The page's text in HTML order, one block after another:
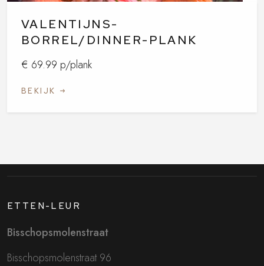
VALENTIJNS-
BORREL/DINNER-PLANK
€ 69.99 p/plank
BEKIJK
ETTEN-LEUR
Bisschopsmolenstraat
Bisschopsmolenstraat 96